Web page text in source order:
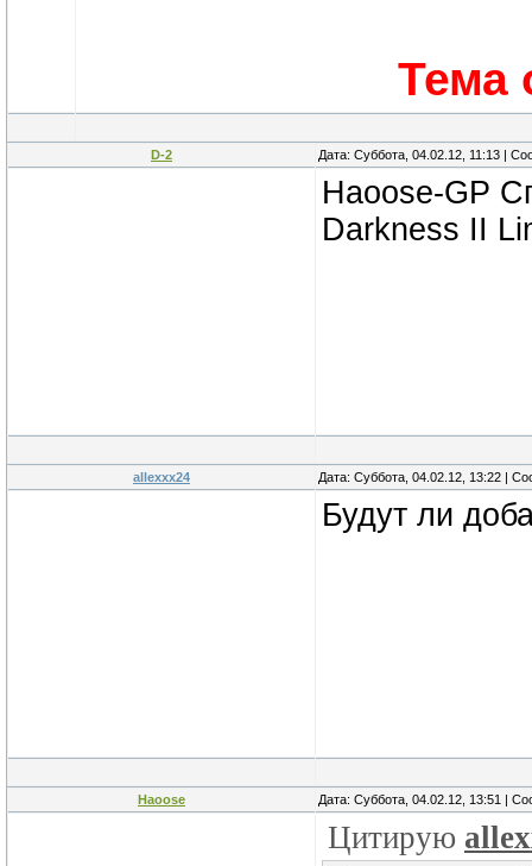
Тема
D-2 Дата: Суббота, 04.02.12, 11:13 |
Haoose-GP
Darkness II
allexxx24 Дата: Суббота, 04.02.12, 13:22 |
Будут ли
Haoose Дата: Суббота, 04.02.12, 13:51 |
Цитирую